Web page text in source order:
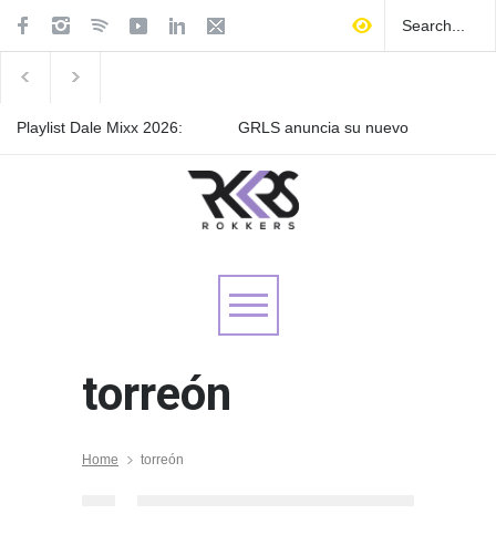
Playlist Dale Mixx 2026:
GRLS anuncia su nuevo
de agosto
Las Fokin Biches anuncian
su gira internacional "Fuga
torreón
Home torreón